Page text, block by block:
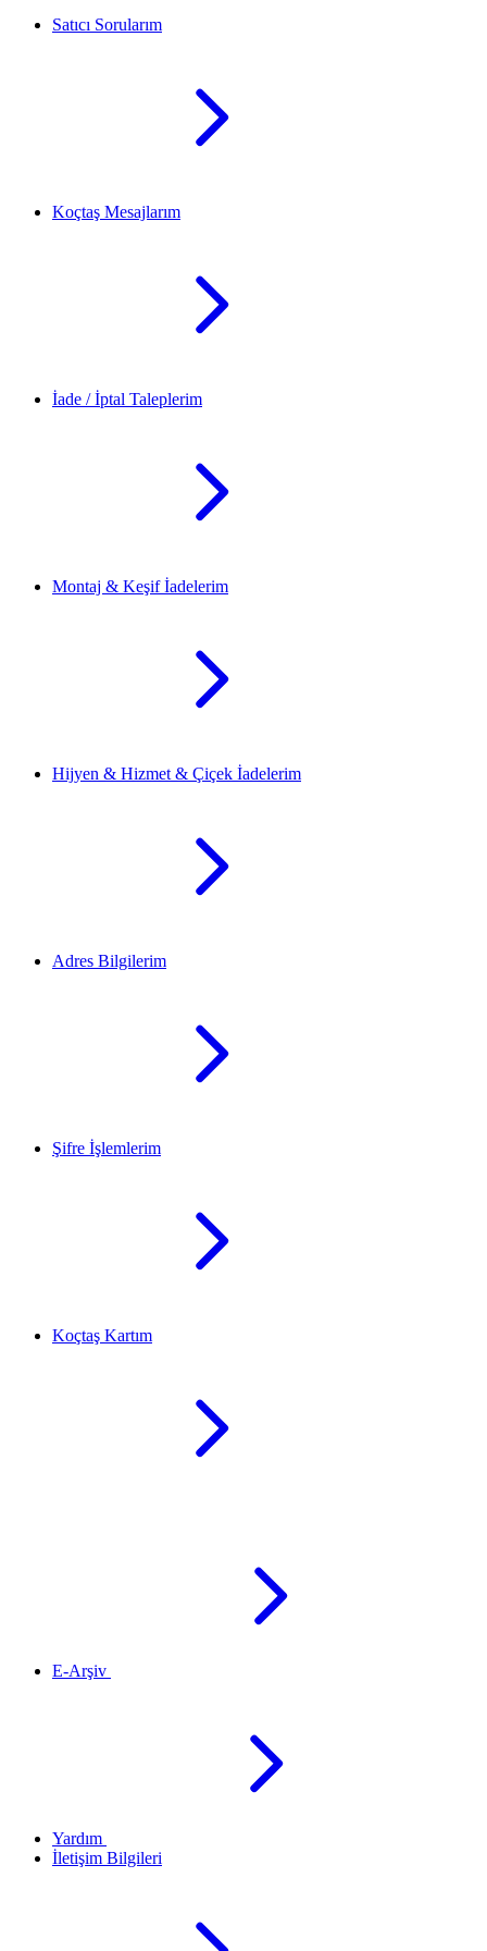
Satıcı Sorularım
Koçtaş Mesajlarım
İade / İptal Taleplerim
Montaj & Keşif İadelerim
Hijyen & Hizmet & Çiçek İadelerim
Adres Bilgilerim
Şifre İşlemlerim
Koçtaş Kartım
E-Arşiv
Yardım
İletişim Bilgileri